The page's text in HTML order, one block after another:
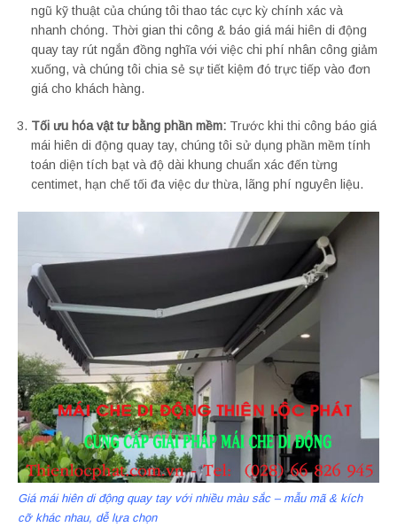
ngũ kỹ thuật của chúng tôi thao tác cực kỳ chính xác và
nhanh chóng. Thời gian thi công & báo giá mái hiên di động
quay tay rút ngắn đồng nghĩa với việc chi phí nhân công giảm
xuống, và chúng tôi chia sẻ sự tiết kiệm đó trực tiếp vào đơn
giá cho khách hàng.
Tối ưu hóa vật tư bằng phần mềm: Trước khi thi công báo giá
mái hiên di động quay tay, chúng tôi sử dụng phần mềm tính
toán diện tích bạt và độ dài khung chuẩn xác đến từng
centimet, hạn chế tối đa việc dư thừa, lãng phí nguyên liệu.
Giá mái hiên di động quay tay với nhiều màu sắc – mẫu mã & kích
cỡ khác nhau, dễ lựa chọn